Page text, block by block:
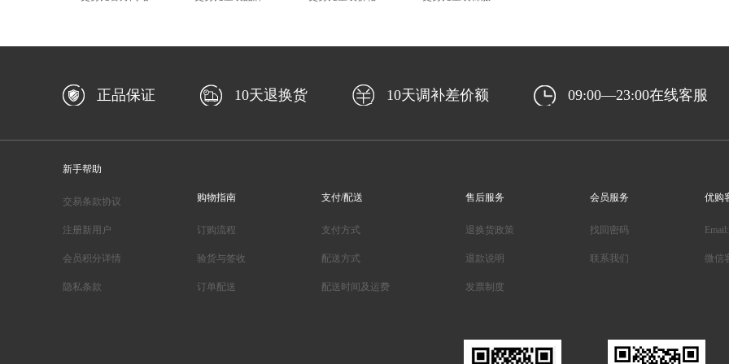
正品保证 10天退换货 10天调补差价额 09:00—23:00在线客服
新手帮助
交易条款协议
注册新用户
会员积分详情
隐私条款
购物指南
订购流程
验货与签收
订单配送
支付/配送
支付方式
配送方式
配送时间及运费
售后服务
退换货政策
退款说明
发票制度
会员服务
找回密码
联系我们
优购
微信